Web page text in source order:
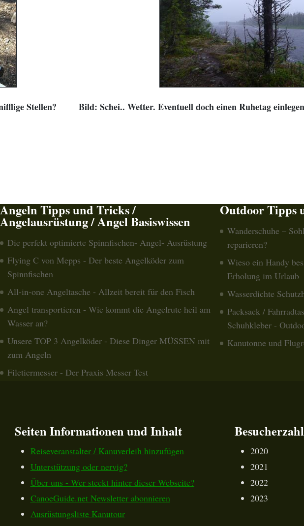
Stellen? Bild: Schei.. Wetter. Eventuell doch einen Ruhetag einlegen
Angeln Tipps und Tricks /
Angelausrüstung / Angel Basiswissen
Die perfekt optimierte Spinnfischen- Angel- Ausrüstung
Flying C von Mepps - Der beste Angelköder zum
Spinnfischen
All-in-one Angeltasche - Allzeit bereit für den Fisch
Angel transportieren - Wie kommt die Angelrute heil am
Wasser an?
Unsere TOP 3 Angelköder - Diese Dinger MÜSSEN mit
zum Angeln
Filetiermesser - Der Praxis Messer Test
Outdoor Tipps
Wanderschuhe –
reparieren?
Wieso ein Handy
Erholung im Urlaub
Wasserdichte
Packsack /
Schuhkleber -
Kanutonne und
Seiten Informationen und Inhalt
Reiseveranstalter / Kanuverleih hinzufügen
Unterstützung oder nervig?
Über uns - Wer steckt hinter dieser Webseite?
CanoeGuide.net Newsletter abonnieren
Ausrüstungsliste Kanutour
2020
2021
2022
2023